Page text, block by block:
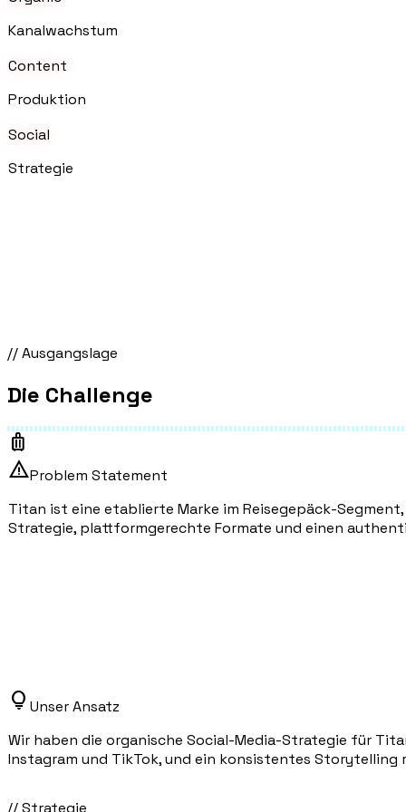
Kanalwachstum
Content
Produktion
Social
Strategie
// Ausgangslage
Die Challenge
luggage
warningProblem Statement
Titan ist eine etablierte Marke im Reisegepäck-
Strategie, plattformgerechte Formate und einen
lightbulb Unser Ansatz
Wir haben die organische Social-Media-Strategie für
Instagram und TikTok, und ein konsistentes